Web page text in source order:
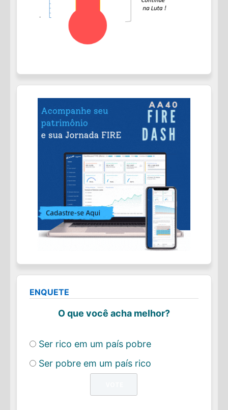
ENQUETE
O que você acha melhor?
Ser rico em um país pobre
Ser pobre em um país rico